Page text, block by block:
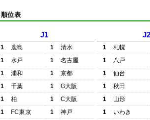
順位表
J1
1 鹿島 1
清水
1
水戸 1
名古屋
1
浦和 1
京都
1
千葉 1
G大阪
1
柏 1
C大阪
1
FC東京 1
神戸
1
札幌
1
八戸
1
仙台
1
秋田
1
山形
1
いわき